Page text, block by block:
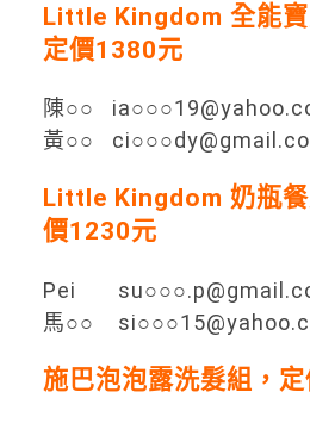
Little Kingdom 全能寶
定價1380元
陳○○
黃○○
Little Kingdom 奶瓶
價1230元
Pei
馬○○
施巴泡泡露洗髮組，